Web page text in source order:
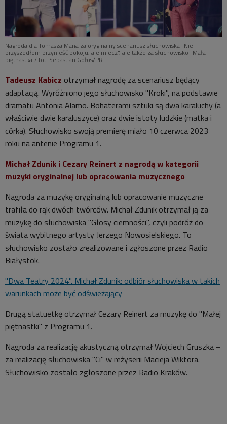
Nagroda dla Tomasza Mana za oryginalny scenariusz słuchowiska "Nie
przyszedłem przynieść pokoju, ale miecz", ale także za słuchowisko "Mała
piętnastka"/ fot. Sebastian Gołos/PR
Tadeusz Kabicz otrzymał nagrodę za scenariusz będący
adaptacją. Wyróżniono jego słuchowisko "Kroki", na podstawie
dramatu Antonia Alamo. Bohaterami sztuki są dwa karaluchy (a
właściwie dwie karaluszyce) oraz dwie istoty ludzkie (matka i
córka). Słuchowisko swoją premierę miało 10 czerwca 2023
roku na antenie Programu 1.
Michał Zdunik i Cezary Reinert z nagrodą w kategorii
muzyki oryginalnej lub opracowania muzycznego
Nagroda za muzykę oryginalną lub opracowanie muzyczne
trafiła do rąk dwóch twórców. Michał Zdunik otrzymał ją za
muzykę do słuchowiska "Głosy ciemności", czyli podróż do
świata wybitnego artysty Jerzego Nowosielskiego. To
słuchowisko zostało zrealizowane i zgłoszone przez Radio
Białystok.
"Dwa Teatry 2024". Michał Zdunik: odbiór słuchowiska w takich
warunkach może być odświeżający
Drugą statuetkę otrzymał Cezary Reinert za muzykę do "Małej
piętnastki" z Programu 1.
Nagroda za realizację akustyczną otrzymał Wojciech Gruszka –
za realizację słuchowiska "Ci" w reżyserii Macieja Wiktora.
Słuchowisko zostało zgłoszone przez Radio Kraków.